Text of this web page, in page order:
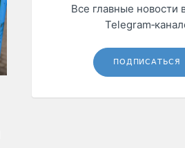
Все главные новости
ПОДПИСАТЬСЯ